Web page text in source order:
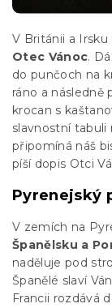
V Británii a
Otec Vánoc.
do punčoch na
ráno a následně
krocan s
slavnostní
připomíná náš
píší dopis Otci
Pyrenejský
V zemích na
Španělsku a
naděluje pod
Španělé slaví
Francii rozdává